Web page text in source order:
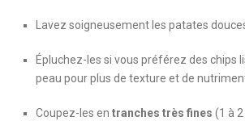
Lavez soigneusement les patates
Épluchez-les si vous préférez des chips
peau pour plus de texture et de
Coupez-les en tranches très fines (1 à